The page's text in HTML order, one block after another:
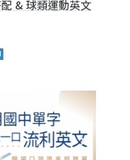
& 球類運動英文